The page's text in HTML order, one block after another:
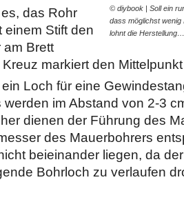
© diybook | Soll ein
dass möglichst
lohnt die Herstellung…
das Rohr
einem Stift den
am Brett
markiert den
Loch für eine
im Abstand von 2-3
dienen der Führung des
des Mauerbohrers
beieinander liegen, da
Bohrloch zu verlaufen